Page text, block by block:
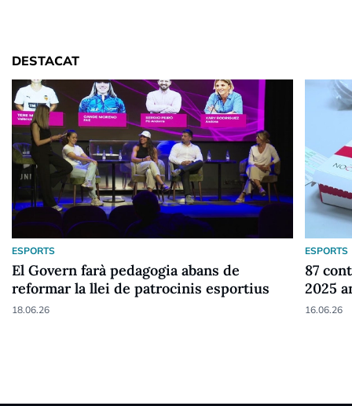
DESTACAT
ESPORTS
El Govern farà pedagogia abans de
reformar la llei de patrocinis esportius
18.06.26
ESPORTS
87
2025
16.06.26